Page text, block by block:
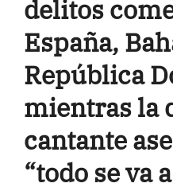
delitos
España,
República
mientras la
cantante
“todo se va